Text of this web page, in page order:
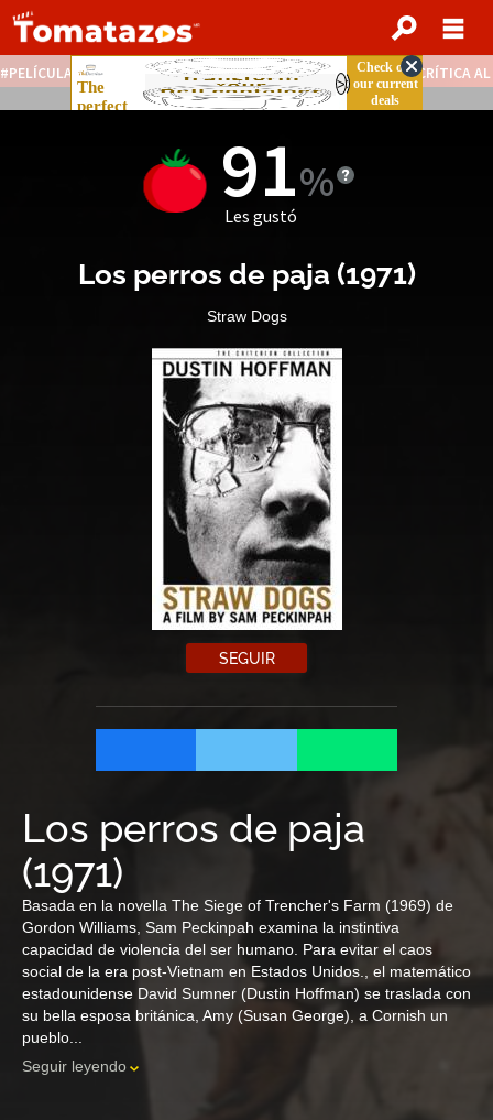
PELÍCULAS STREAMING GRATIS NOTICIAS DESTACADAS CRÍTICA
91
Les gustó
Los perros de paja (1971)
Straw Dogs
SEGUIR
Los perros de paja
(1971)
Basada en la novella The Siege of Trencher's Farm (1969) de
Gordon Williams, Sam Peckinpah examina la instintiva
capacidad de violencia del ser humano. Para evitar el caos
social de la era post-Vietnam en Estados Unidos., el matemático
estadounidense David Sumner (Dustin Hoffman) se traslada con
su bella esposa británica, Amy (Susan George), a Cornish un
pueblo...
Seguir leyendo